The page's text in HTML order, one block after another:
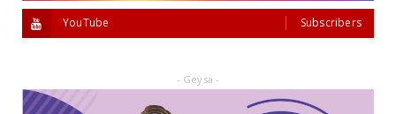
YouTube Subscribers
- Geysa -